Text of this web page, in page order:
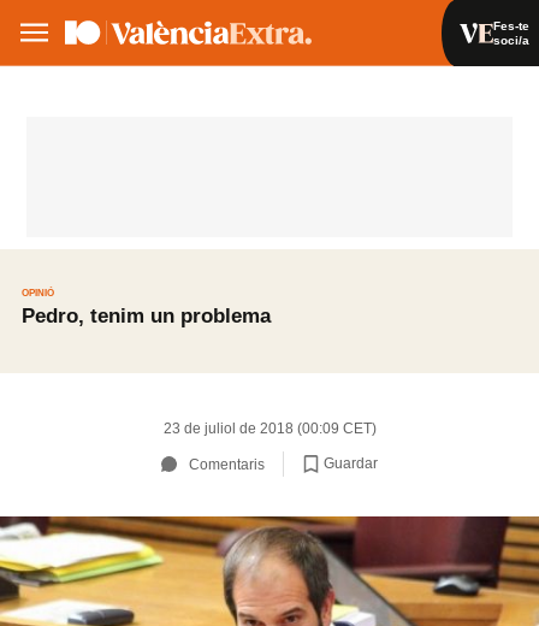
Fes-te
soci/a
OPINIÓ
Pedro, tenim un problema
23 de juliol de 2018 (00:09 CET)
Comentaris Guardar